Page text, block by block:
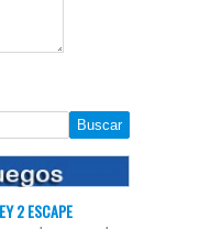
2 ESCAPE